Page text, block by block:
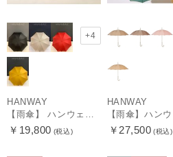
+4
HANWAY
【雨傘】 ハンウェイ （HANWAY） Couturier クチュリエ 長傘 日本製
￥19,800 (税込)
HANWAY
￥27,500 (税込)